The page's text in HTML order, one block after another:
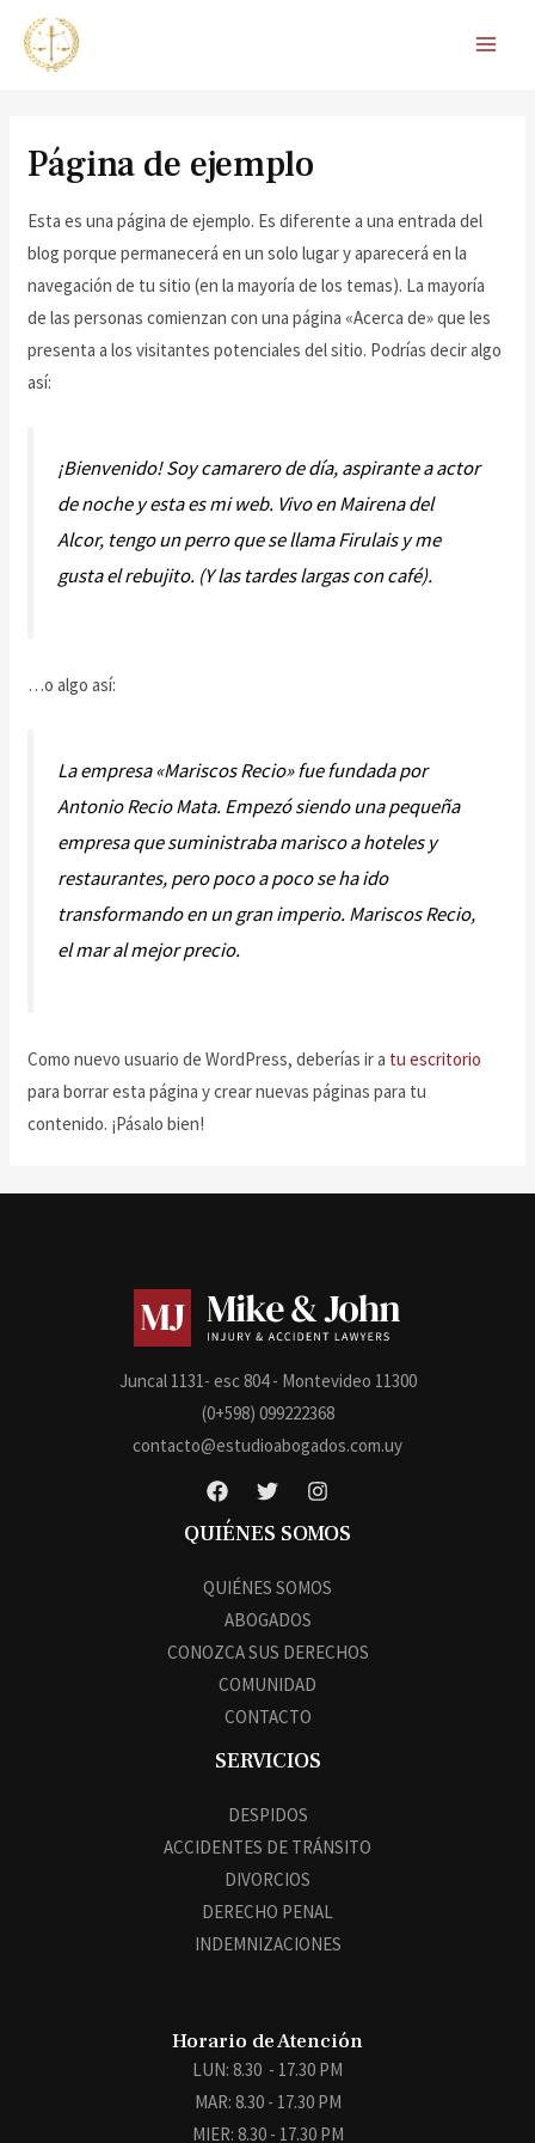
contenido
Página de ejemplo
Esta es una página de ejemplo. Es diferente a una entrada del
blog porque permanecerá en un solo lugar y aparecerá en la
navegación de tu sitio (en la mayoría de los temas). La mayoría
de las personas comienzan con una página «Acerca de» que les
presenta a los visitantes potenciales del sitio. Podrías decir algo
así:
¡Bienvenido! Soy camarero de día, aspirante a actor
de noche y esta es mi web. Vivo en Mairena del
Alcor, tengo un perro que se llama Firulais y me
gusta el rebujito. (Y las tardes largas con café).
…o algo así:
La empresa «Mariscos Recio» fue fundada por
Antonio Recio Mata. Empezó siendo una pequeña
empresa que suministraba marisco a hoteles y
restaurantes, pero poco a poco se ha ido
transformando en un gran imperio. Mariscos Recio,
el mar al mejor precio.
Como nuevo usuario de WordPress, deberías ir a tu escritorio
para borrar esta página y crear nuevas páginas para tu
contenido. ¡Pásalo bien!
Juncal 1131- esc 804 - Montevideo 11300
(0+598) 099222368
contacto@estudioabogados.com.uy
QUIÉNES SOMOS
QUIÉNES SOMOS
ABOGADOS
CONOZCA SUS DERECHOS
COMUNIDAD
CONTACTO
SERVICIOS
DESPIDOS
ACCIDENTES DE TRÁNSITO
DIVORCIOS
DERECHO PENAL
INDEMNIZACIONES
Horario de Atención
LUN: 8.30 - 17.30 PM
MAR: 8.30 - 17.30 PM
MIER: 8.30 - 17.30 PM